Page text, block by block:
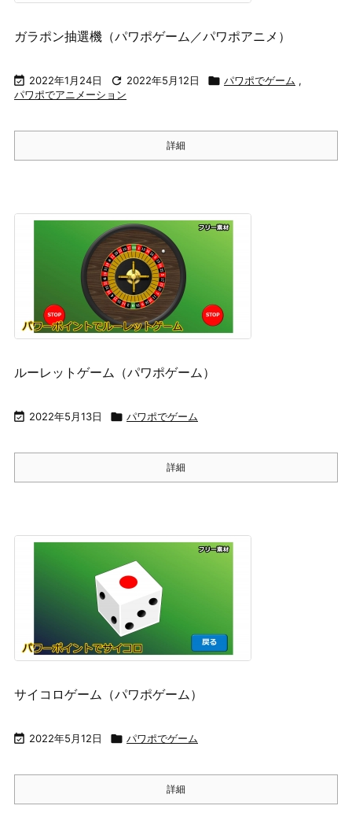
ガラポン抽選機（パワポゲーム／パワポアニメ）
 2022年1月24日  2022年5月12日  パワポでゲーム ,
パワポでアニメーション
詳細
ルーレットゲーム（パワポゲーム）
 2022年5月13日  パワポでゲーム
詳細
サイコロゲーム（パワポゲーム）
 2022年5月12日  パワポでゲーム
詳細